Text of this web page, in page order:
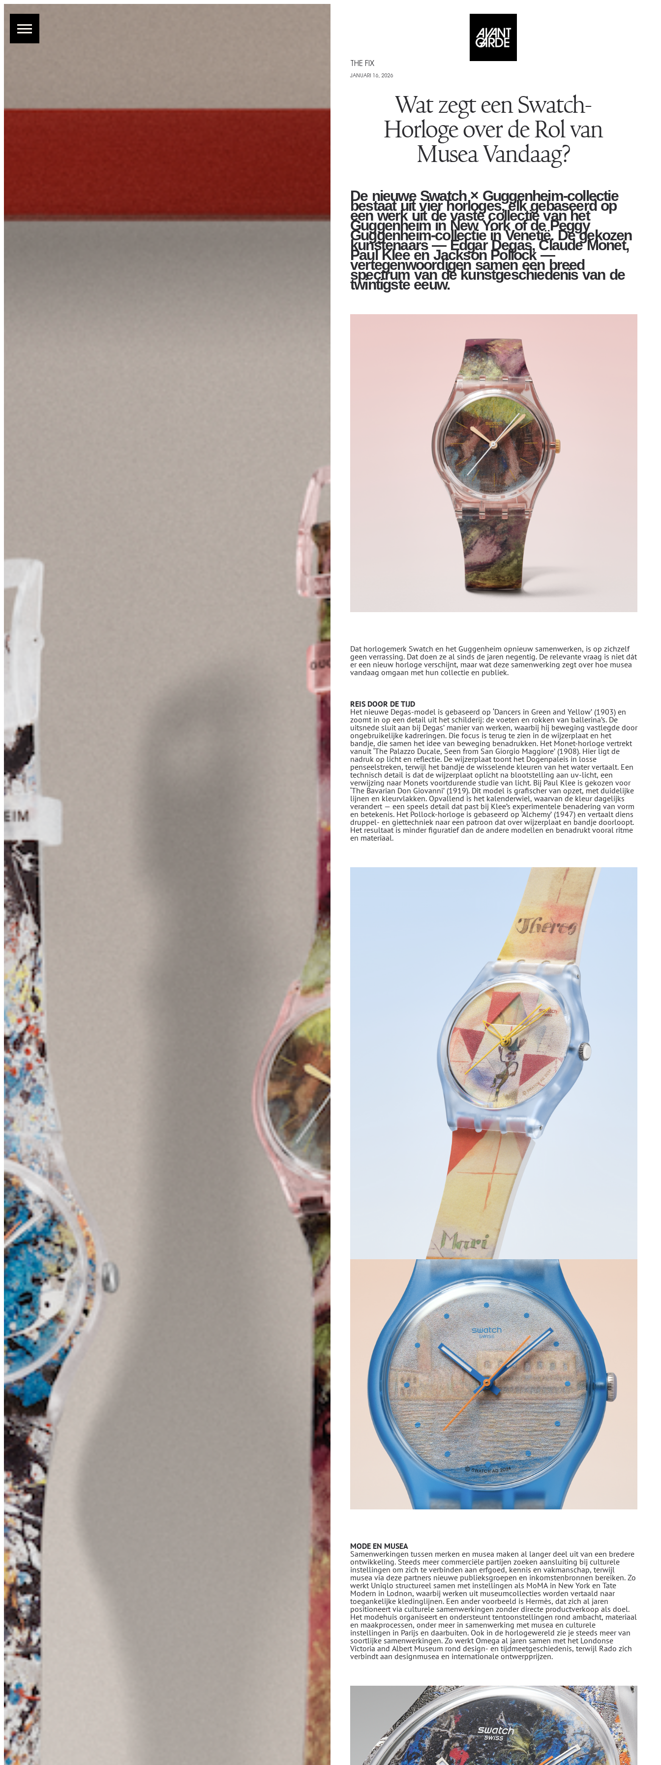
THE FIX
JANUARI 16, 2026
Wat zegt een Swatch-
Horloge over de Rol van
Musea Vandaag?
De nieuwe Swatch × Guggenheim-collectie
bestaat uit vier horloges, elk gebaseerd op
een werk uit de vaste collectie van het
Guggenheim in New York of de Peggy
Guggenheim-collectie in Venetië. De gekozen
kunstenaars — Edgar Degas, Claude Monet,
Paul Klee en Jackson Pollock —
vertegenwoordigen samen een breed
spectrum van de kunstgeschiedenis van de
twintigste eeuw.
Dat horlogemerk Swatch en het Guggenheim opnieuw samenwerken, is op zichzelf
geen verrassing. Dat doen ze al sinds de jaren negentig. De relevante vraag is niet dát
er een nieuw horloge verschijnt, maar wat deze samenwerking zegt over hoe musea
vandaag omgaan met hun collectie en publiek.
REIS DOOR DE TIJD
Het nieuwe Degas-model is gebaseerd op ‘Dancers in Green and Yellow’ (1903) en
zoomt in op een detail uit het schilderij: de voeten en rokken van ballerina’s. De
uitsnede sluit aan bij Degas’ manier van werken, waarbij hij beweging vastlegde door
ongebruikelijke kadreringen. Die focus is terug te zien in de wijzerplaat en het
bandje, die samen het idee van beweging benadrukken. Het Monet-horloge vertrekt
vanuit ‘The Palazzo Ducale, Seen from San Giorgio Maggiore’ (1908). Hier ligt de
nadruk op licht en reflectie. De wijzerplaat toont het Dogenpaleis in losse
penseelstreken, terwijl het bandje de wisselende kleuren van het water vertaalt. Een
technisch detail is dat de wijzerplaat oplicht na blootstelling aan uv-licht, een
verwijzing naar Monets voortdurende studie van licht. Bij Paul Klee is gekozen voor
‘The Bavarian Don Giovanni’ (1919). Dit model is grafischer van opzet, met duidelijke
lijnen en kleurvlakken. Opvallend is het kalenderwiel, waarvan de kleur dagelijks
verandert — een speels detail dat past bij Klee’s experimentele benadering van vorm
en betekenis. Het Pollock-horloge is gebaseerd op ‘Alchemy’ (1947) en vertaalt diens
druppel- en giettechniek naar een patroon dat over wijzerplaat en bandje doorloopt.
Het resultaat is minder figuratief dan de andere modellen en benadrukt vooral ritme
en materiaal.
MODE EN MUSEA
Samenwerkingen tussen merken en musea maken al langer deel uit van een bredere
ontwikkeling. Steeds meer commerciële partijen zoeken aansluiting bij culturele
instellingen om zich te verbinden aan erfgoed, kennis en vakmanschap, terwijl
musea via deze partners nieuwe publieksgroepen en inkomstenbronnen bereiken. Zo
werkt Uniqlo structureel samen met instellingen als MoMA in New York en Tate
Modern in Lodnon, waarbij werken uit museumcollecties worden vertaald naar
toegankelijke kledinglijnen. Een ander voorbeeld is Hermès, dat zich al jaren
positioneert via culturele samenwerkingen zonder directe productverkoop als doel.
Het modehuis organiseert en ondersteunt tentoonstellingen rond ambacht, materiaal
en maakprocessen, onder meer in samenwerking met musea en culturele
instellingen in Parijs en daarbuiten. Ook in de horlogewereld zie je steeds meer van
soortlijke samenwerkingen. Zo werkt Omega al jaren samen met het Londonse
Victoria and Albert Museum rond design- en tijdmeetgeschiedenis, terwijl Rado zich
verbindt aan designmusea en internationale ontwerpprijzen.